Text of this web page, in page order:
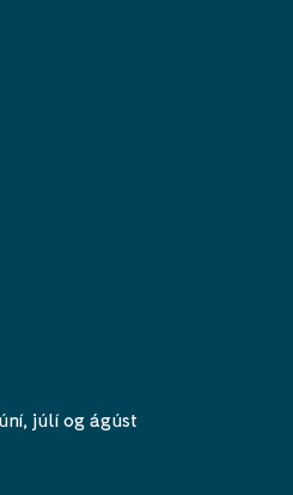
júlí og ágúst